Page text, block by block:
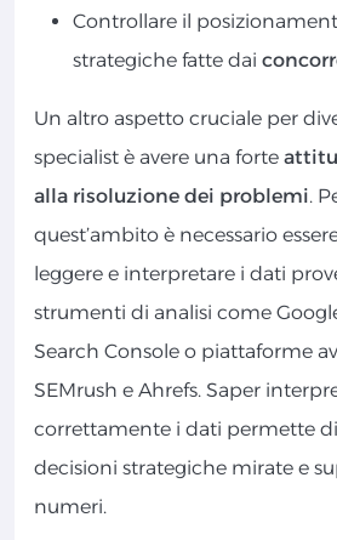
Controllare il
strategiche fatte dai
Un altro aspetto cruciale per
specialist è avere una forte
alla risoluzione dei problemi.
quest’ambito è necessario
leggere e interpretare i dati
strumenti di analisi come
Search Console o piattaforme
SEMrush e Ahrefs. Saper
correttamente i dati permette
decisioni strategiche mirate e
numeri.